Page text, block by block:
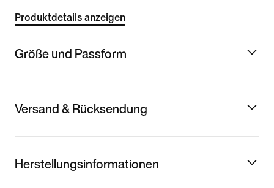
Produktdetails anzeigen
Größe und Passform
Versand & Rücksendung
Herstellungsinformationen